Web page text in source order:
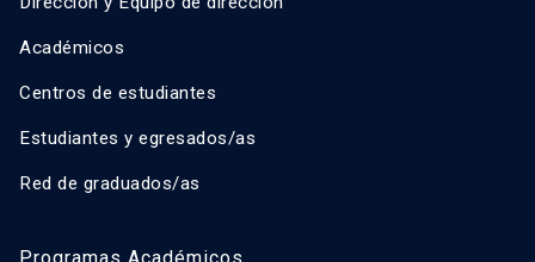
Académicos
Centros de estudiantes
Estudiantes y egresados/as
Red de graduados/as